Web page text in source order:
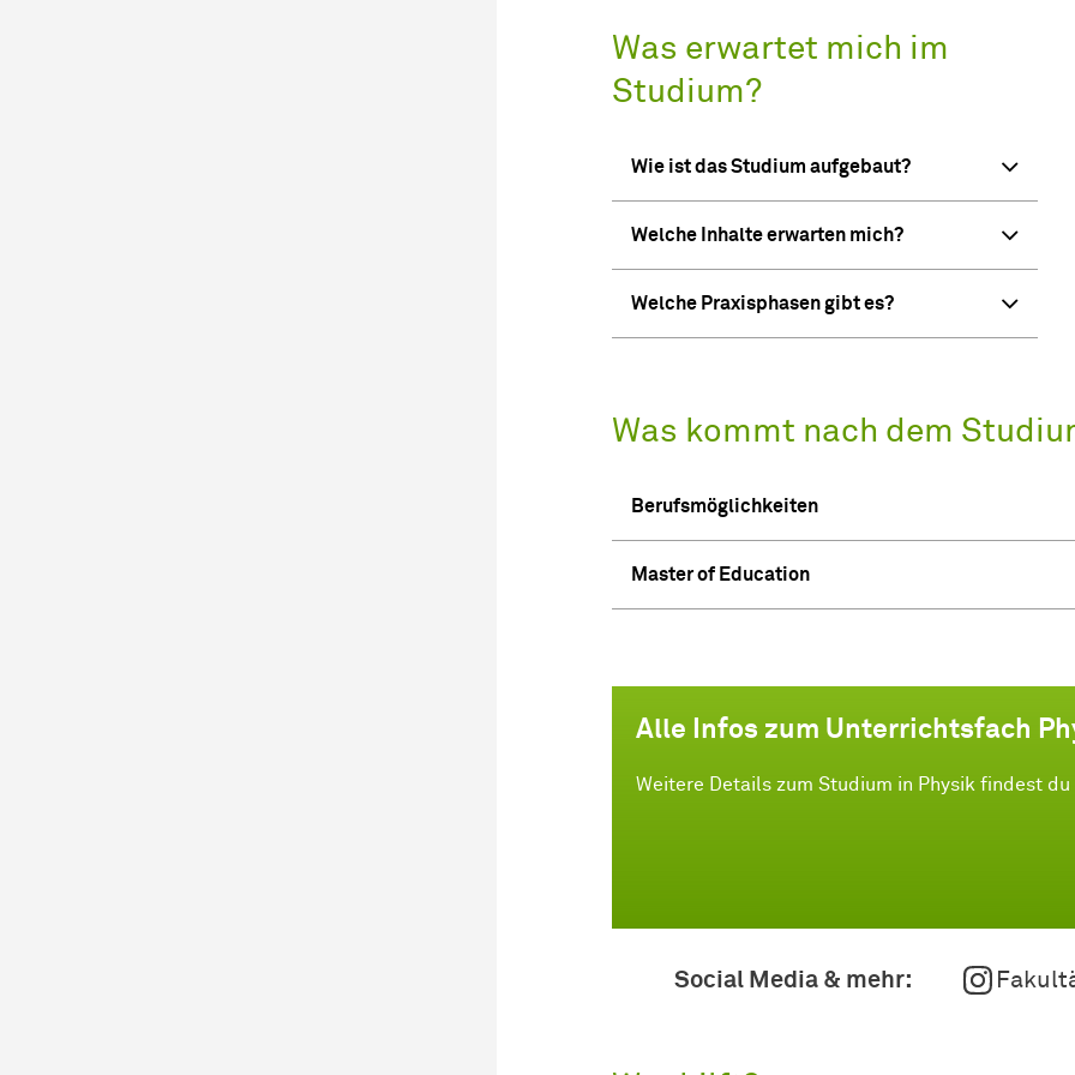
Was erwartet mich im
Studium?
Wie ist das Studium aufgebaut?
Welche Inhalte erwarten mich?
Welche Praxisphasen gibt es?
Was kommt nach dem
Berufsmöglichkeiten
Master of Education
Alle Infos zum Unterrichtsfach
Weitere Details zum Studium in Physik findest
Social Media & mehr: